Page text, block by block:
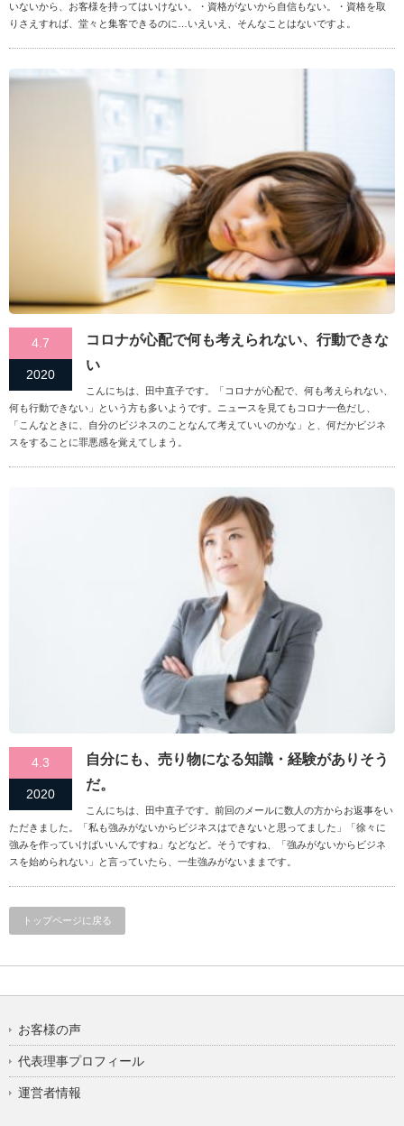
いないから、お客様を持ってはいけない。・資格がないから自信もない。・資格を取
りさえすれば、堂々と集客できるのに…いえいえ、そんなことはないですよ。
4.7
2020
コロナが心配で何も考えられない、行動できな
い
こんにちは、田中直子です。「コロナが心配で、何も考えられない、
何も行動できない」という方も多いようです。ニュースを見てもコロナ一色だし、
「こんなときに、自分のビジネスのことなんて考えていいのかな」と、何だかビジネ
スをすることに罪悪感を覚えてしまう。
4.3
2020
自分にも、売り物になる知識・経験がありそう
だ。
こんにちは、田中直子です。前回のメールに数人の方からお返事をい
ただきました。「私も強みがないからビジネスはできないと思ってました」「徐々に
強みを作っていけばいいんですね」などなど。そうですね、「強みがないからビジネ
スを始められない」と言っていたら、一生強みがないままです。
トップページに戻る
お客様の声
代表理事プロフィール
運営者情報